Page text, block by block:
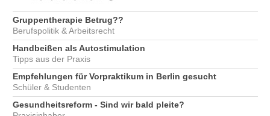
Gruppentherapie Betrug??
Berufspolitik & Arbeitsrecht
Handbeißen als Autostimulation
Tipps aus der Praxis
Empfehlungen für Vorpraktikum in Berlin gesucht
Schüler & Studenten
Gesundheitsreform - Sind wir bald pleite?